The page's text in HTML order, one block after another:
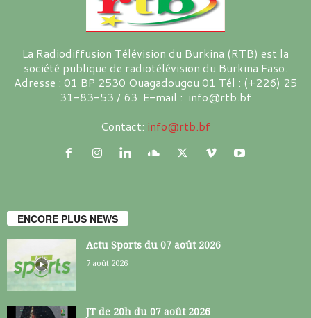
La Radiodiffusion Télévision du Burkina (RTB) est la
société publique de radiotélévision du Burkina Faso.
Adresse : 01 BP 2530 Ouagadougou 01 Tél : (+226) 25
31-83-53 / 63 E-mail : info@rtb.bf
Contact: info@rtb.bf
ENCORE PLUS NEWS
Actu Sports du 07 août 2026
7 août 2026
JT de 20h du 07 août 2026